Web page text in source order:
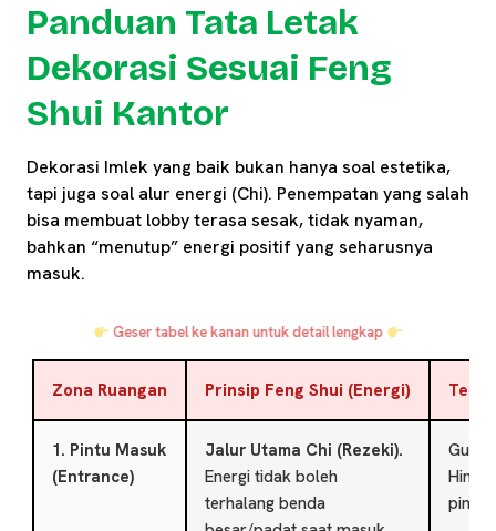
Panduan Tata Letak
Dekorasi Sesuai Feng
Shui Kantor
Dekorasi Imlek yang baik bukan hanya soal estetika,
tapi juga soal alur energi (Chi). Penempatan yang salah
bisa membuat lobby terasa sesak, tidak nyaman,
bahkan “menutup” energi positif yang seharusnya
masuk.
Geser tabel ke kanan untuk detail lengkap
Zona Ruangan Prinsip Feng Shui (Energi)
1. Pintu Masuk
(Entrance)
Jalur Utama Chi (Rezeki).
Energi tidak boleh
terhalang benda
pintu